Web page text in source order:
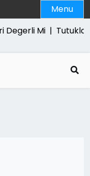
Menu
Mi | Tutuklama